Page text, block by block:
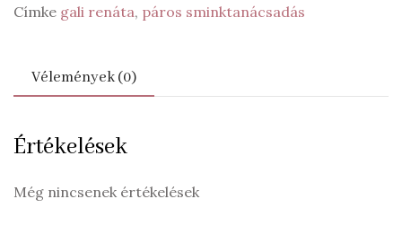
Címke gali renáta, páros sminktanácsadás
Vélemények (0)
Értékelések
Még nincsenek értékelések